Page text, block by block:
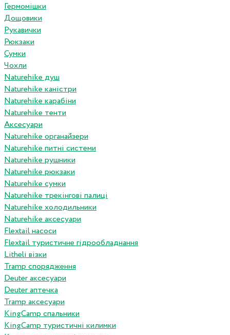
Гермомішки
Дощовики
Рукавички
Рюкзаки
Сумки
Чохли
Naturehike душ
Naturehike каністри
Naturehike карабіни
Naturehike тенти
Аксесуари
Naturehike органайзери
Naturehike питні системи
Naturehike рушники
Naturehike рюкзаки
Naturehike сумки
Naturehike трекінгові палиці
Naturehike холодильники
Naturehike аксесуари
Flextail насоси
Flextail туристичне гідрообладнання
Litheli візки
Tramp спорядження
Deuter аксесуари
Deuter аптечка
Tramp аксесуари
KingCamp спальники
KingCamp туристичні килимки